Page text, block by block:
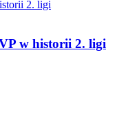
w historii 2. ligi